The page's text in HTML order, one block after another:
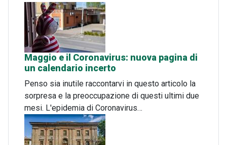
Maggio e il Coronavirus: nuova pagina di
un calendario incerto
Penso sia inutile raccontarvi in questo articolo la
sorpresa e la preoccupazione di questi ultimi due
mesi. L'epidemia di Coronavirus…